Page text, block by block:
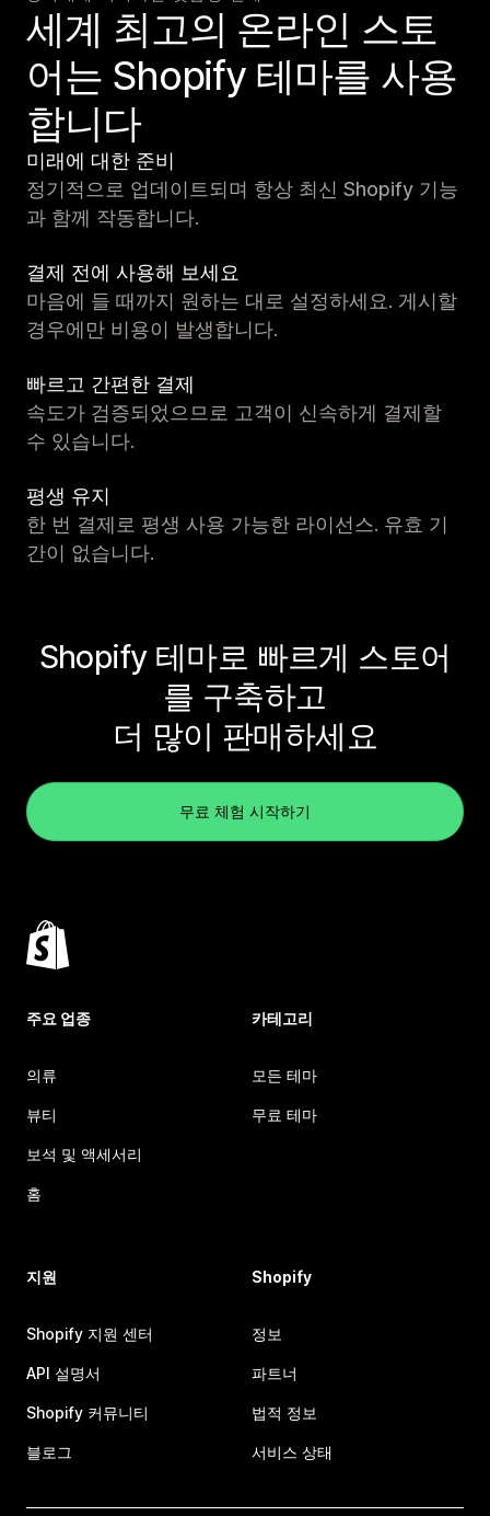
세계 최고의 온라인 스토
어는 Shopify 테마를 사용
합니다
미래에 대한 준비
정기적으로 업데이트되며 항상 최신 Shopify 기능
과 함께 작동합니다.
결제 전에 사용해 보세요
마음에 들 때까지 원하는 대로 설정하세요. 게시할
경우에만 비용이 발생합니다.
빠르고 간편한 결제
속도가 검증되었으므로 고객이 신속하게 결제할
수 있습니다.
평생 유지
한 번 결제로 평생 사용 가능한 라이선스. 유효 기
간이 없습니다.
Shopify 테마로 빠르게 스토어
를 구축하고
더 많이 판매하세요
무료 체험 시작하기
주요 업종
의류
뷰티
보석 및 액세서리
홈
카테고리
모든 테마
무료 테마
지원
Shopify 지원 센터
API 설명서
Shopify 커뮤니티
블로그
Shopify
정보
파트너
법적 정보
서비스 상태